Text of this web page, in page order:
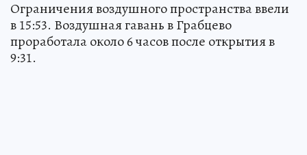
Ограничения воздушного пространства ввели
в 15:53. Воздушная гавань в Грабцево
проработала около 6 часов после открытия в
9:31.